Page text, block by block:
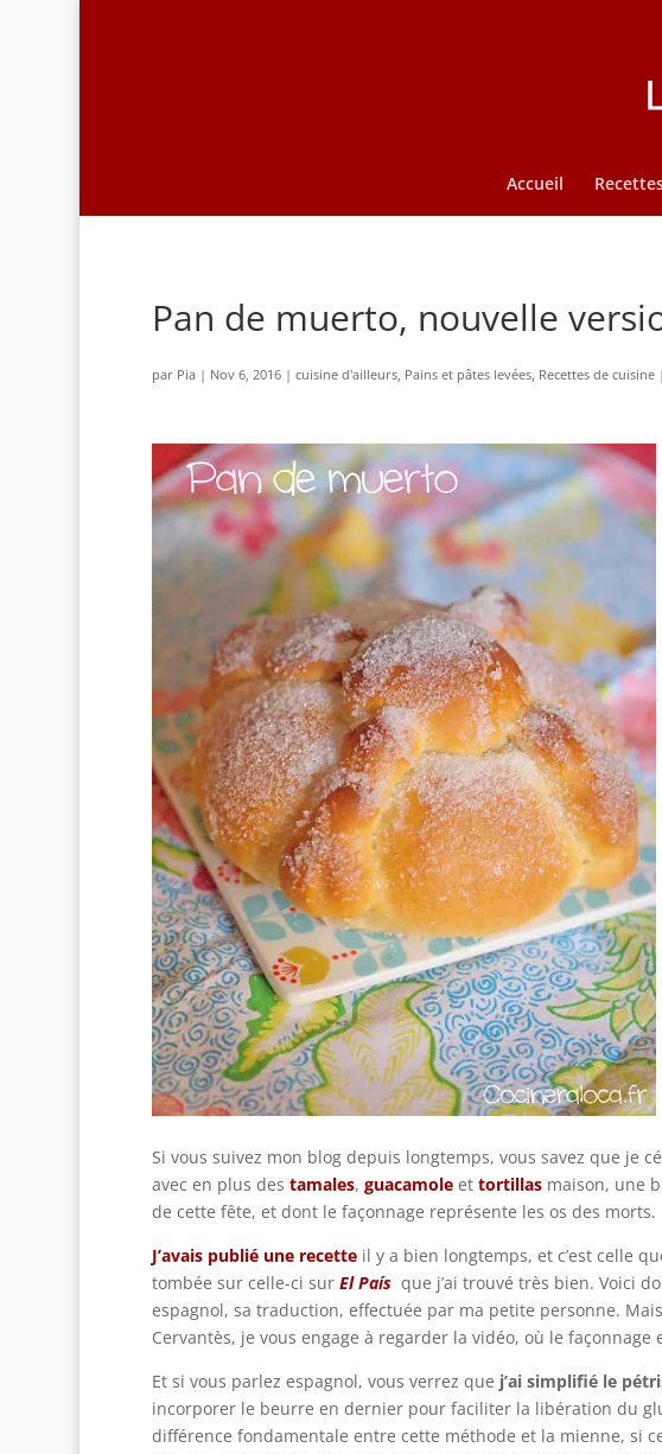
Accueil
Pan de muerto, nouvelle
par Pia| Nov 6, 2016| cuisine d'ailleurs, Pains et pâtes levées, Recettes de cuisine|
Si vous suivez mon blog depuis longtemps, vous savez que je
avec en plus des tamales, guacamoleet tortillasmaison, une
de cette fête, et dont le façonnage représente les os des morts.
J’avais publié une recetteil y a bien longtemps, et c’est celle
tombée sur celle-ci sur El Paísque j’ai trouvé très bien. Voici
espagnol, sa traduction, effectuée par ma petite personne.
Cervantès, je vous engage à regarder la vidéo, où le
Et si vous parlez espagnol, vous verrez que j’ai simplifié le
incorporer le beurre en dernier pour faciliter la libération du
différence fondamentale entre cette méthode et la mienne, si